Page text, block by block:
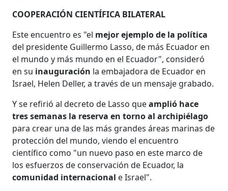
COOPERACIÓN CIENTÍFICA BILATERAL
Este encuentro es "el mejor ejemplo de la política
del presidente Guillermo Lasso, de más Ecuador en
el mundo y más mundo en el Ecuador", consideró
en su inauguración la embajadora de Ecuador en
Israel, Helen Deller, a través de un mensaje grabado.
Y se refirió al decreto de Lasso queamplió hace
tres semanas la reserva en torno al archipiélago
para crear una de las más grandes áreas marinas de
protección del mundo, viendo el encuentro
científico como "un nuevo paso en este marco de
los esfuerzos de conservación de Ecuador, la
comunidad internacional e Israel".